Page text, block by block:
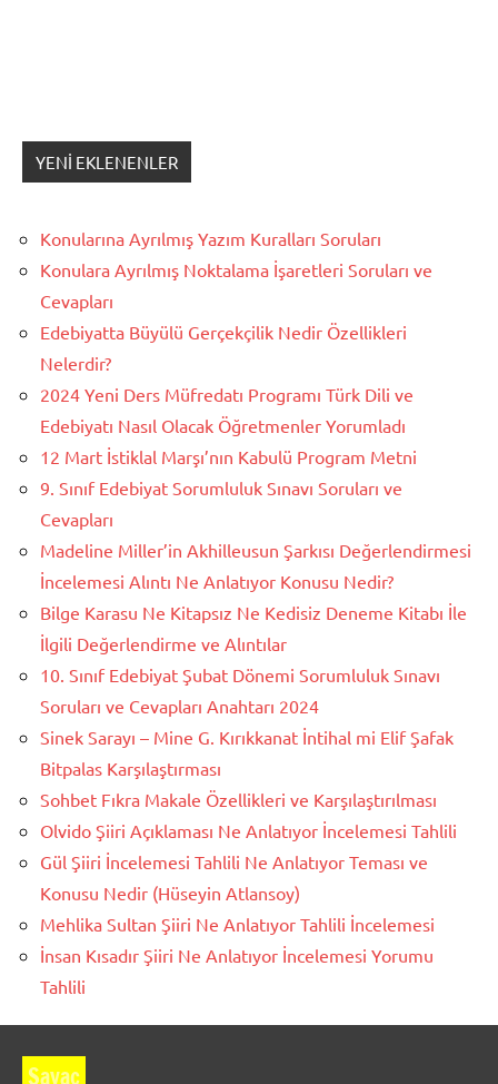
YENI EKLENENLER
Konularına Ayrılmış Yazım Kuralları Soruları
Konulara Ayrılmış Noktalama İşaretleri Soruları ve
Cevapları
Edebiyatta Büyülü Gerçekçilik Nedir Özellikleri
Nelerdir?
2024 Yeni Ders Müfredatı Programı Türk Dili ve
Edebiyatı Nasıl Olacak Öğretmenler Yorumladı
12 Mart İstiklal Marşı’nın Kabulü Program Metni
9. Sınıf Edebiyat Sorumluluk Sınavı Soruları ve
Cevapları
Madeline Miller’in Akhilleusun Şarkısı Değerlendirmesi
İncelemesi Alıntı Ne Anlatıyor Konusu Nedir?
Bilge Karasu Ne Kitapsız Ne Kedisiz Deneme Kitabı İle
İlgili Değerlendirme ve Alıntılar
10. Sınıf Edebiyat Şubat Dönemi Sorumluluk Sınavı
Soruları ve Cevapları Anahtarı 2024
Sinek Sarayı – Mine G. Kırıkkanat İntihal mi Elif Şafak
Bitpalas Karşılaştırması
Sohbet Fıkra Makale Özellikleri ve Karşılaştırılması
Olvido Şiiri Açıklaması Ne Anlatıyor İncelemesi Tahlili
Gül Şiiri İncelemesi Tahlili Ne Anlatıyor Teması ve
Konusu Nedir (Hüseyin Atlansoy)
Mehlika Sultan Şiiri Ne Anlatıyor Tahlili İncelemesi
İnsan Kısadır Şiiri Ne Anlatıyor İncelemesi Yorumu
Tahlili
Sayaç